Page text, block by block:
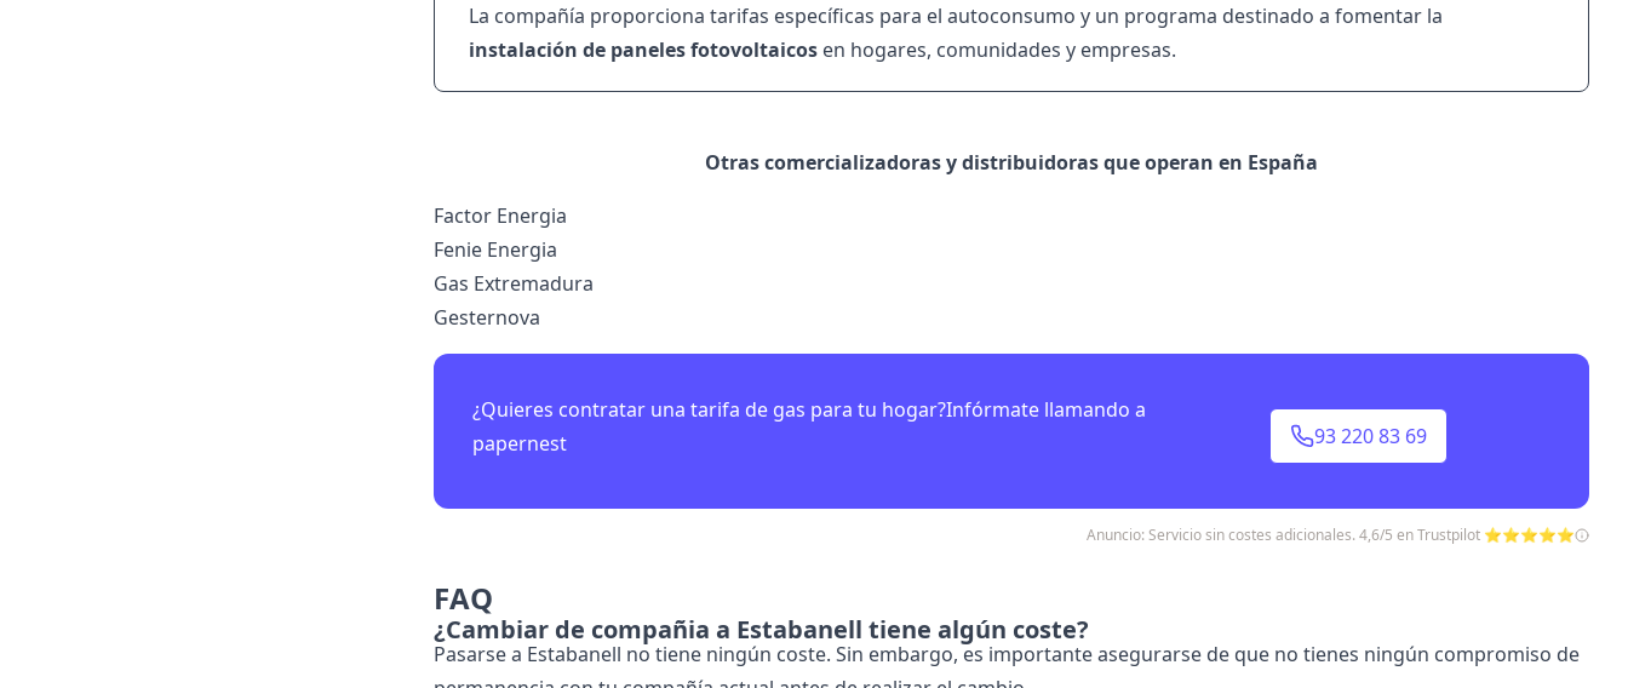
La compañía proporciona tarifas específicas para el autoconsumo y un programa destinado a fomentar la
instalación de paneles fotovoltaicosen hogares, comunidades y empresas.
Otras comercializadoras y distribuidoras que operan en España
Factor Energia
Fenie Energia
Gas Extremadura
Gesternova
¿Quieres contratar una tarifa de gas para tu hogar?Infórmate llamando a
papernest
93 220 83 69
Anuncio: Servicio sin costes adicionales. 4,6/5 en Trustpilot ⭐⭐⭐⭐⭐
FAQ
¿Cambiar de compañia a Estabanell tiene algún coste?
Pasarse a Estabanell no tiene ningún coste. Sin embargo, es importante asegurarse de que no tienes ningún compromiso de